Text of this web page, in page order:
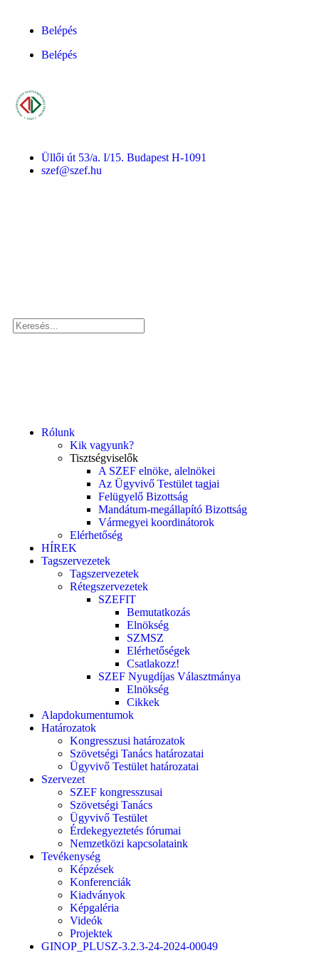
Belépés
Belépés
Üllői út 53/a. I/15. Budapest H-1091
szef@szef.hu
Rólunk
Kik vagyunk?
Tisztségviselők
A SZEF elnöke, alelnökei
Az Ügyvivő Testület tagjai
Felügyelő Bizottság
Mandátum-megállapító Bizottság
Vármegyei koordinátorok
Elérhetőség
HÍREK
Tagszervezetek
Tagszervezetek
Rétegszervezetek
SZEFIT
Bemutatkozás
Elnökség
SZMSZ
Elérhetőségek
Csatlakozz!
SZEF Nyugdíjas Választmánya
Elnökség
Cikkek
Alapdokumentumok
Határozatok
Kongresszusi határozatok
Szövetségi Tanács határozatai
Ügyvivő Testület határozatai
Szervezet
SZEF kongresszusai
Szövetségi Tanács
Ügyvivő Testület
Érdekegyeztetés fórumai
Nemzetközi kapcsolataink
Tevékenység
Képzések
Konferenciák
Kiadványok
Képgaléria
Videók
Projektek
GINOP_PLUSZ-3.2.3-24-2024-00049